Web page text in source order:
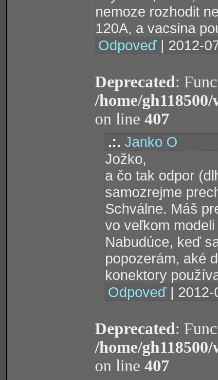
nemoze rozhodit
120A, a vacsina
Odpoveď | 2012-
Deprecated:
/home/
on line 407
.:. Janko O
Jožko,
a čo tak odpor
samozrejme
Schválne. Máš
vo veľkom
Nabudúce, keď
popozerám, aké
konektory
Odpoveď |
Deprecated:
/home/
on line 407